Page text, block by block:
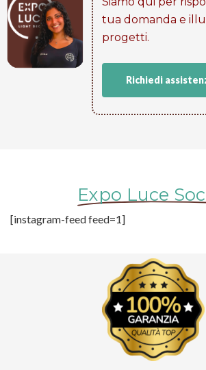
tua domanda e
progetti​.
Richiedi
Expo Luce
[instagram-feed feed=1]